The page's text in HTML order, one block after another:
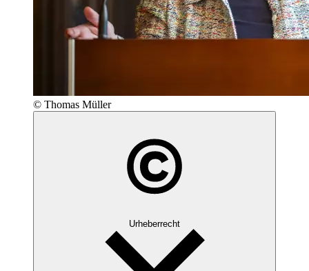
© Thomas Müller
Urheberrecht